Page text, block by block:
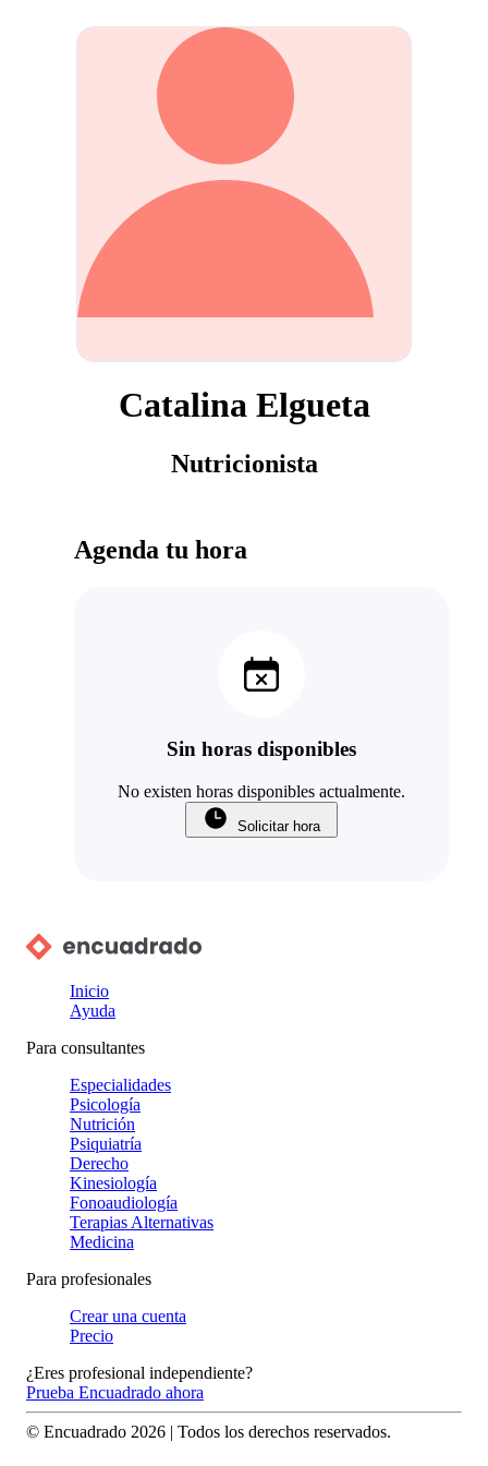
Catalina Elgueta
Nutricionista
Agenda tu hora
Sin horas disponibles
No existen horas disponibles actualmente.
Solicitar hora
Inicio
Ayuda
Para consultantes
Especialidades
Psicología
Nutrición
Psiquiatría
Derecho
Kinesiología
Fonoaudiología
Terapias Alternativas
Medicina
Para profesionales
Crear una cuenta
Precio
¿Eres profesional independiente?
Prueba Encuadrado ahora
© Encuadrado 2026 | Todos los derechos reservados.